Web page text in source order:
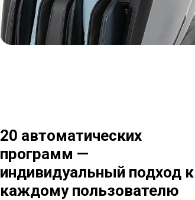
20 автоматических
программ —
индивидуальный подход к
каждому пользователю